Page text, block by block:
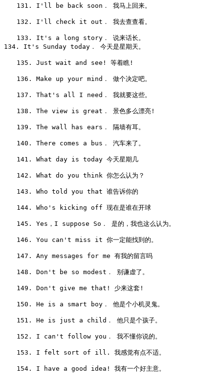
131. I'll be back soon． 我马上回来。
132. I'll check it out． 我去查查看。
133. It's a long story． 说来话长。
134. It's Sunday today． 今天是星期天。
135. Just wait and see! 等着瞧!
136. Make up your mind． 做个决定吧。
137. That's all I need． 我就要这些。
138. The view is great． 景色多么漂亮!
139. The wall has ears． 隔墙有耳。
140. There comes a bus． 汽车来了。
141. What day is today 今天星期几
142. What do you think 你怎么认为？
143. Who told you that 谁告诉你的
144. Who's kicking off 现在是谁在开球
145. Yes，I suppose So． 是的，我也这么认为。
146. You can't miss it 你一定能找到的。
147. Any messages for me 有我的留言吗
148. Don't be so modest． 别谦虚了。
149. Don't give me that! 少来这套!
150. He is a smart boy． 他是个小机灵鬼。
151. He is just a child． 他只是个孩子。
152. I can't follow you． 我不懂你说的。
153. I felt sort of ill. 我感觉有点不适。
154. I have a good idea! 我有一个好主意。